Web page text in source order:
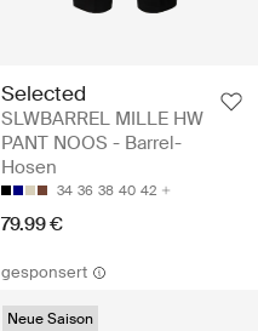
Selected
SLWBARREL MILLE HW
PANT NOOS - Barrel-
Hosen
34 36 38 40 42
79.99 €
gesponsert
Neue Saison